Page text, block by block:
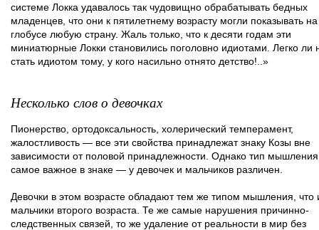
системе Локка удавалось так чудовищно обрабатывать бедных
младенцев, что они к пятилетнему возрасту могли показывать на
глобусе любую страну. Жаль только, что к десяти годам эти
миниатюрные Локки становились поголовно идиотами. Легко ли
стать идиотом тому, у кого насильно отнято детство!..»
Несколько слов о девочках
Пионерство, ортодоксальность, холерический темперамент,
жалостливость — все эти свойства принадлежат знаку Козы вне
зависимости от половой принадлежности. Однако тип
самое важное в знаке — у девочек и мальчиков различен.
Девочки в этом возрасте обладают тем же типом мышления, что
мальчики второго возраста. Те же самые нарушения причинно-
следственных связей, то же удаление от реальности в мир без